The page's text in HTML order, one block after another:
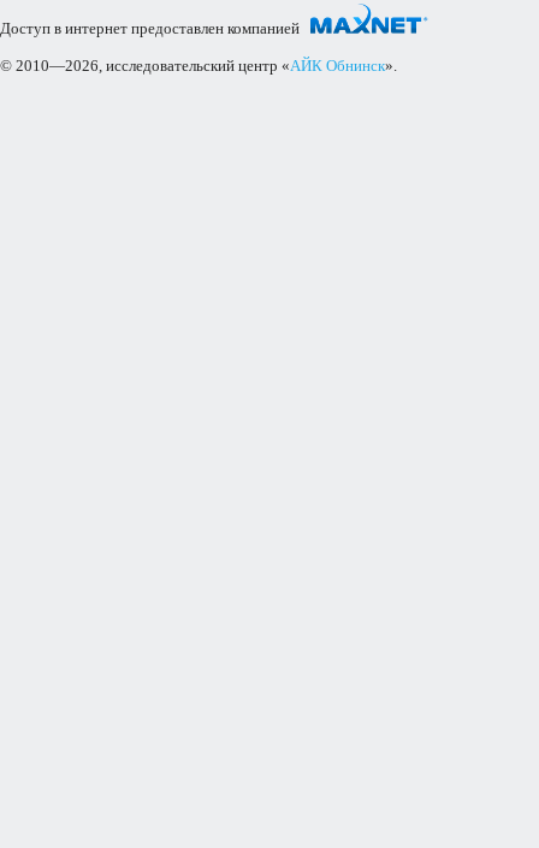
Доступ в интернет предоставлен компанией
© 2010—2026, исследовательский центр «АЙК Обнинск».